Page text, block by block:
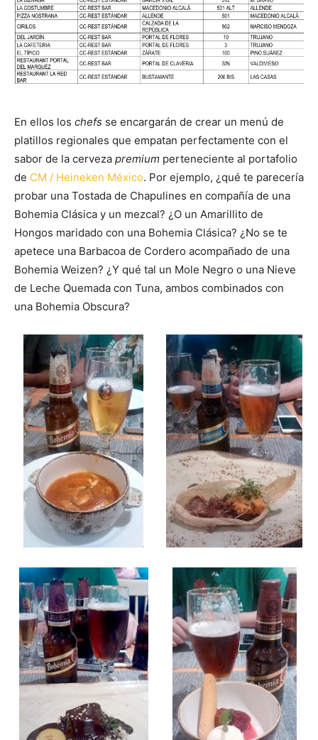
En ellos los chefs se encargarán de crear un menú de
platillos regionales que empatan perfectamente con el
sabor de la cerveza premium perteneciente al portafolio
de CM / Heineken México. Por ejemplo, ¿qué te parecería
probar una Tostada de Chapulines en compañía de una
Bohemia Clásica y un mezcal? ¿O un Amarillito de
Hongos maridado con una Bohemia Clásica? ¿No se te
apetece una Barbacoa de Cordero acompañado de una
Bohemia Weizen? ¿Y qué tal un Mole Negro o una Nieve
de Leche Quemada con Tuna, ambos combinados con
una Bohemia Obscura?